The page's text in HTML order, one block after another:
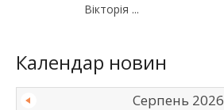
Вікторія
Календар новин
Серпень 2026